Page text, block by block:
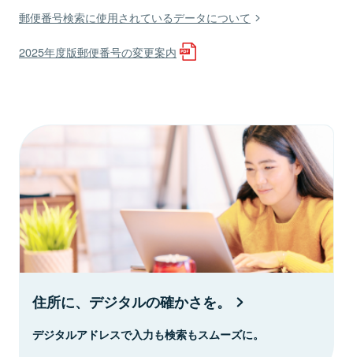
郵便番号検索に使用されているデータについて
2025年度版郵便番号の変更案内
住所に、デジタルの確かさを。
デジタルアドレスで入力も検索もスムーズに。